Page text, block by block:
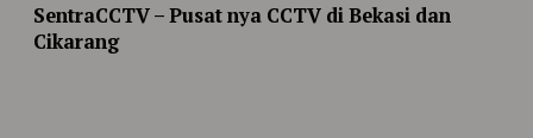
SentraCCTV – Pusat nya CCTV di Bekasi dan
Cikarang